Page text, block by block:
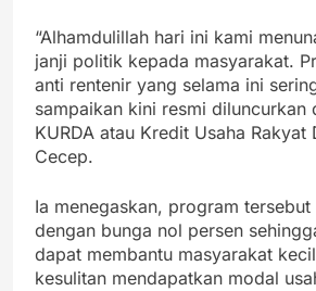
“Alhamdulillah hari ini kami
janji politik kepada masyarakat.
anti rentenir yang selama ini
sampaikan kini resmi diluncurkan
KURDA atau Kredit Usaha Rakyat
Cecep.
Ia menegaskan, program
dengan bunga nol persen
dapat membantu masyarakat
kesulitan mendapatkan modal